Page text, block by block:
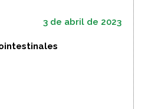
3 de abril de 2023
gastrointestinales